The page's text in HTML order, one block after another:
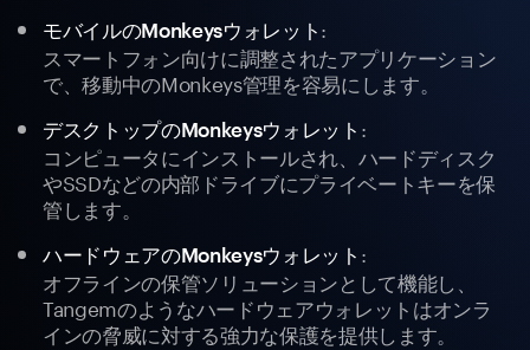
モバイルのMonkeysウォレット :
スマートフォン向けに調整されたアプリケーション
で、移動中のMonkeys管理を容易にします。
デスクトップのMonkeysウォレット :
コンピュータにインストールされ、ハードディスク
やSSDなどの内部ドライブにプライベートキーを保
管します。
ハードウェアのMonkeysウォレット :
オフラインの保管ソリューションとして機能し、
Tangemのようなハードウェアウォレットはオンラ
インの脅威に対する強力な保護を提供します。